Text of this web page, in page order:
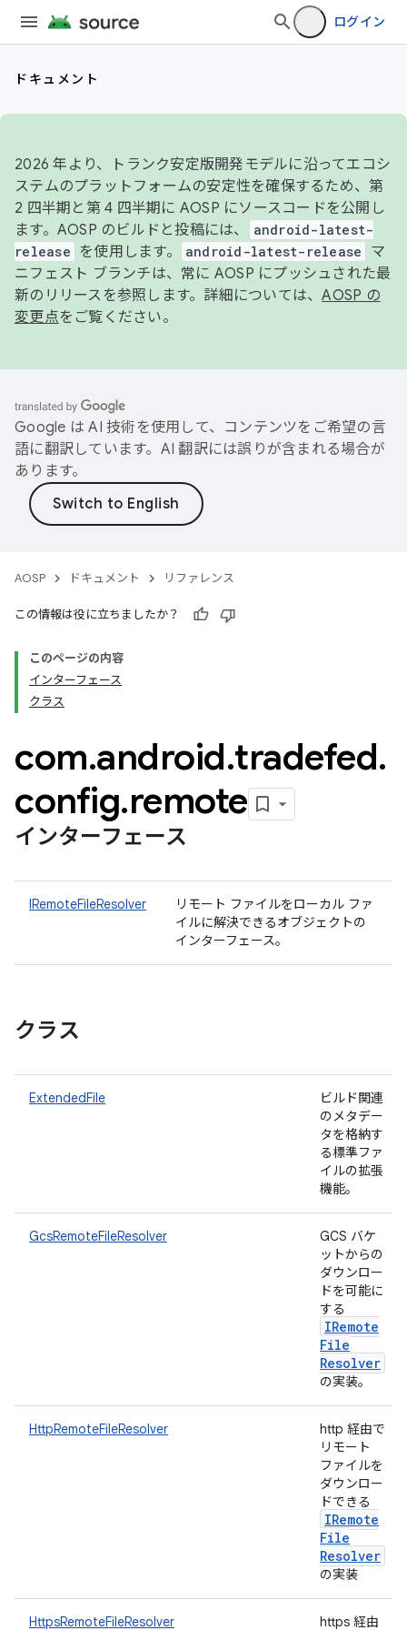
ログイン
ドキュメント
2026 年より、トランク安定版開発モデルに沿ってエコシ
ステムのプラットフォームの安定性を確保するため、第
2 四半期と第 4 四半期に AOSP にソースコードを公開し
ます。AOSP のビルドと投稿には、
android-latest-
release
を使用します。 android-latest-release
マ
ニフェスト ブランチは、常に AOSP にプッシュされた最
新のリリースを参照します。詳細については、AOSP の
変更点をご覧ください。
Google は AI 技術を使用して、コンテンツをご希望の言
語に翻訳しています。AI 翻訳には誤りが含まれる場合が
あります。
AOSP ドキュメント リファレンス
この情報は役に立ちましたか？
このページの内容
インターフェース
クラス
com.android.tradefed.
config.remote
インターフェース
IRemoteFileResolver
リモート ファイルをローカル ファ
イルに解決できるオブジェクトの
インターフェース。
クラス
ExtendedFile
ビルド関連
のメタデー
タを格納す
る標準ファ
イルの拡張
機能。
GcsRemoteFileResolver
GCS バケ
ットからの
ダウンロー
ドを可能に
する
IRemote
File
Resolver
の実装。
HttpRemoteFileResolver
http 経由で
リモート
ファイルを
ダウンロー
ドできる
IRemote
File
Resolver
の実装
HttpsRemoteFileResolver https 経由